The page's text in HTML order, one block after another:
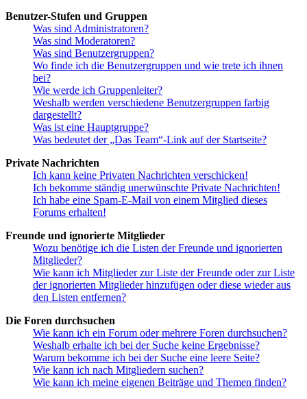
Benutzer-Stufen und Gruppen
Was sind Administratoren?
Was sind Moderatoren?
Was sind Benutzergruppen?
Wo finde ich die Benutzergruppen und wie trete ich ihnen
bei?
Wie werde ich Gruppenleiter?
Weshalb werden verschiedene Benutzergruppen farbig
dargestellt?
Was ist eine Hauptgruppe?
Was bedeutet der „Das Team“-Link auf der Startseite?
Private Nachrichten
Ich kann keine Privaten Nachrichten verschicken!
Ich bekomme ständig unerwünschte Private Nachrichten!
Ich habe eine Spam-E-Mail von einem Mitglied dieses
Forums erhalten!
Freunde und ignorierte Mitglieder
Wozu benötige ich die Listen der Freunde und ignorierten
Mitglieder?
Wie kann ich Mitglieder zur Liste der Freunde oder zur Liste
der ignorierten Mitglieder hinzufügen oder diese wieder aus
den Listen entfernen?
Die Foren durchsuchen
Wie kann ich ein Forum oder mehrere Foren durchsuchen?
Weshalb erhalte ich bei der Suche keine Ergebnisse?
Warum bekomme ich bei der Suche eine leere Seite?
Wie kann ich nach Mitgliedern suchen?
Wie kann ich meine eigenen Beiträge und Themen finden?